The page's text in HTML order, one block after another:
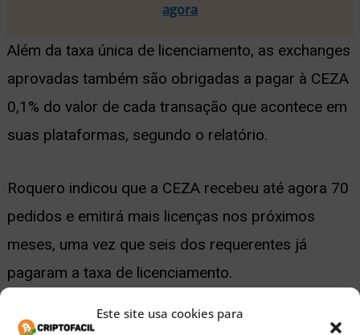
Este site usa cookies para
agora
Além da taxa única de licenciamento, as exchanges
aprovadas também são obrigadas a pagar à CEZA
0,1% do valor de cada transação que acontece em
suas plataformas, segundo o relatório.
Roquero indicou que a CEZA recebeu até agora 70
pedidos e emitirá mais licenças nos próximos
meses, uma vez que seis dos requerentes já
pagaram a taxa de licenciamento.
Como parte da exigência da licença, as exchanges